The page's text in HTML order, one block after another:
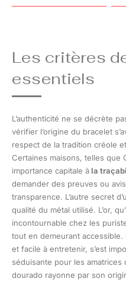
Les critères
essentiels
L’authenticité ne se décrète
vérifier l’origine du bracelet
respect de la tradition créole
Certaines maisons, telles que
importance capitale àla
demander des preuves ou
transparence. L’autre secret
qualité du métal utilisé. L’or,
incontournable chez les
tout en demeurant accessible.
et facile à entretenir, s’est
séduisante pour les
dourado rayonne par son